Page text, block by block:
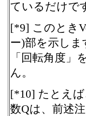
ているだけで
[*9] このとき
ー)部を示し
「回転角度
ん。
[*10] たとえ
数Qは、前述